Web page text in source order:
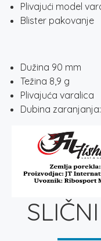
Plivajući model
Blister pakovanje
Dužina 90 mm
Težina 8,9 g
Plivajuća varalica
Dubina